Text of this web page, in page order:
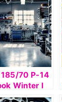
70 Р-14
Winter I
W429 б/к